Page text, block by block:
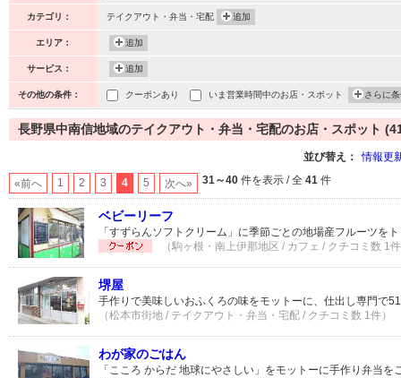
カテゴリ： テイクアウト・弁当・宅配 追加
エリア： 追加
サービス： 追加
その他の条件： クーポンあり いま営業時間中のお店・スポット さらに
長野県中南信地域のテイクアウト・弁当・宅配のお店・スポット
並び替え： 情報更
«前へ 1 2 3 4 5 次へ» 31～40 件を表示 / 全 41 件
ベビーリーフ
「すずらんソフトクリーム」に季節ごとの地場産フルーツを
（駒ヶ根・南上伊那地区 / カフェ / クチコミ数 1
堺屋
手作りで美味しいおふくろの味をモットーに、仕出し専門で
（松本市街地 / テイクアウト・弁当・宅配 / クチコミ数 1件）
わが家のごはん
「こころ からだ 地球にやさしい」をモットーに手作り弁当を